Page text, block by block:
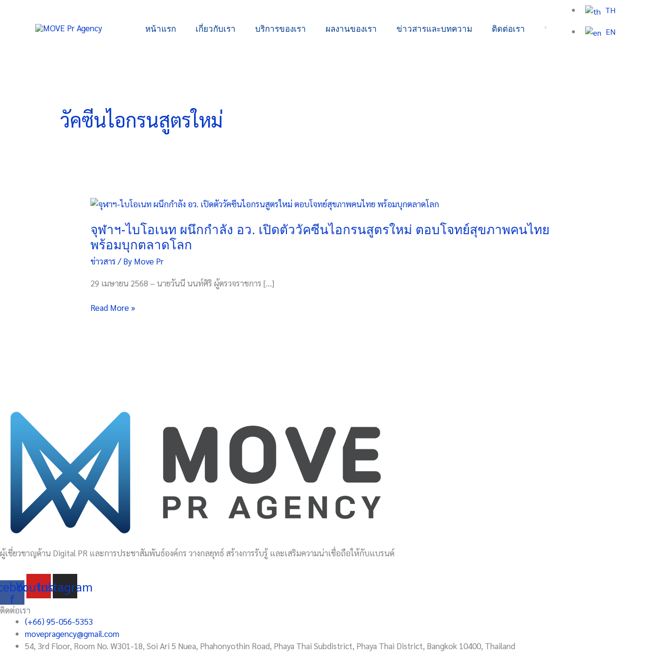
หน้าแรก เกี่ยวกับเรา บริการของเรา ผลงานของเรา ข่าวสารและบทความ ติดต่อเรา
TH
EN
วัคซีนไอกรนสูตรใหม่
จุฬาฯ-ไบโอเนท ผนึกกำลัง อว. เปิดตัววัคซีนไอกรนสูตรใหม่ ตอบโจทย์สุขภาพคนไทย
พร้อมบุกตลาดโลก
ข่าวสาร / By Move Pr
29 เมษายน 2568 – นายวันนี นนท์ศิริ ผู้ตรวจราชการ […]
จุฬาฯ-
โอ
เนท
ผนึก
กำลัง
เปิด
วัคซีน
พร้อม
บุก
ตลาด
โลก
Read More »
ผู้เชี่ยวชาญด้าน Digital PR และการประชาสัมพันธ์องค์กร วางกลยุทธ์ สร้างการรับรู้ และเสริมความน่าเชื่อถือให้กับแบรนด์
f
Youtube
Instagram
ติดต่อเรา
(+66) 95-056-5353
movepragency@gmail.com
54, 3rd Floor, Room No. W301-18, Soi Ari 5 Nuea, Phahonyothin Road, Phaya Thai Subdistrict, Phaya Thai District, Bangkok 10400, Thailand